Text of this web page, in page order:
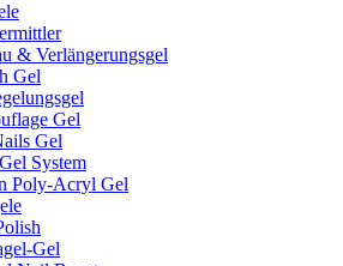
& Verlängerungsgel
Gel
Gel
Gel
System
Poly-Acryl Gel
Gel